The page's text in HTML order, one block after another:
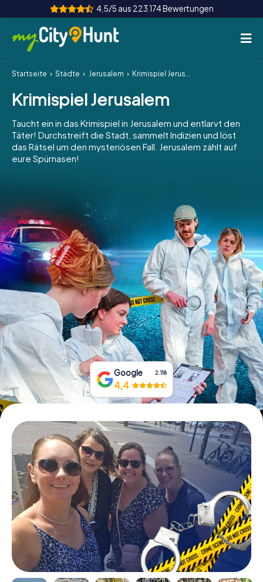
4,5/5 aus 223.174 Bewertungen
So funktioniert's
Städte
Touren
Teamevent
INT AT
ES
IE
IT
NL
Tickets buchen
Gutscheine bestellen
Startseite Städte Jerusalem Krimispiel Jerusalem
Krimispiel Jerusalem
Taucht ein in das Krimispiel in Jerusalem und entlarvt den
Täter! Durchstreift die Stadt, sammelt Indizien und löst
das Rätsel um den mysteriösen Fall. Jerusalem zählt auf
eure Spürnasen!
Google 2.118
4,4